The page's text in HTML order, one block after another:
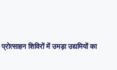
शिविरों में उमड़ा उद्यमियों का